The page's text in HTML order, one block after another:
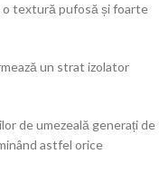
o textură pufosă și foarte
un strat izolator
de umezeală generați de
astfel orice